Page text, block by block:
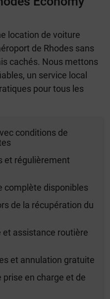
location de voiture
de Rhodes sans
cachés. Nous mettons
un service local
pour tous les
conditions de
et régulièrement
complète disponibles
de la récupération du
assistance routière
et annulation gratuite
prise en charge et de